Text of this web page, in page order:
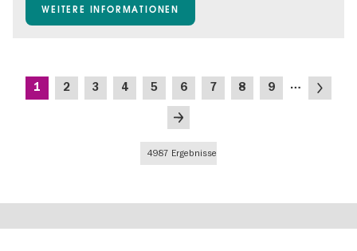
Open Air
Shopping
WEITERE INFORMATIONEN
Seitennummerierung
Aktuelle
1 Seite
2 Seite
3 Seite
4 Seite
5 Seite
6 Seite
7 Seite
8 Seite
9 …
Nächste
Letzte
4987 Ergebnisse